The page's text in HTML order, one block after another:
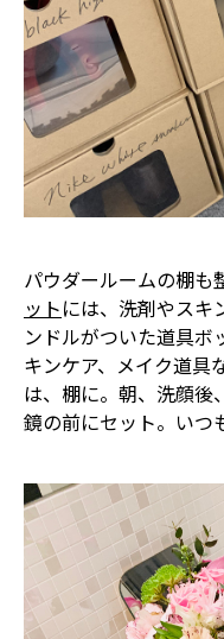
パウダールームの棚も
ットには、洗剤やスキ
ンドルがついた道具ボ
キンケア、メイク道具
は、棚に。朝、洗顔後
鏡の前にセット。いつ